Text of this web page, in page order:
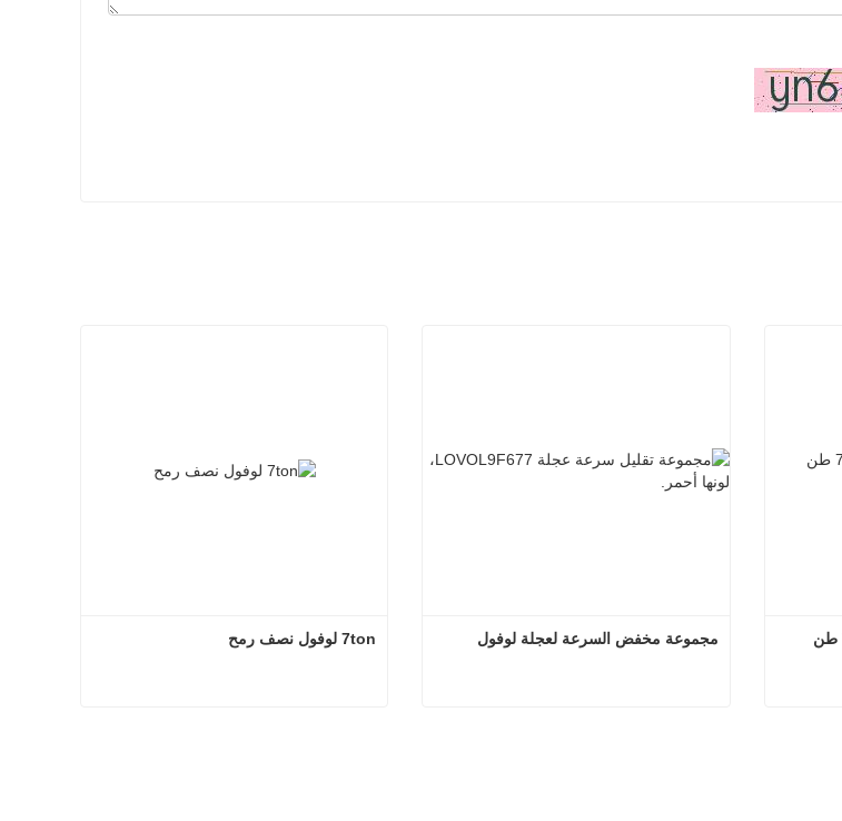
7ton لوفول نصف رمح مجموعة مخفض السرعة لعجلة لوفول